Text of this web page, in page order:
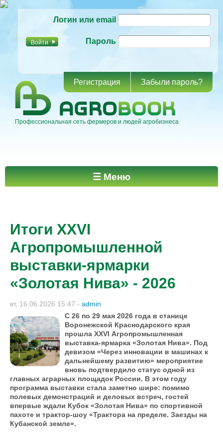
основному
Логин или email
Пароль
Регистрация Забыли пароль?
Профессиональная сеть фермеров и людей агробизнеса
Главное меню ☰ Меню
Итоги XXVI
Агропромышленной
выставки-ярмарки
«Золотая Нива» - 2026
вт, 16.06.2026 15:47 - admin
С 26 по 29 мая 2026 года в станице
Воронежской Краснодарского края
прошла XXVI Агропромышленная
выставка-ярмарка «Золотая Нива». Под
девизом «Через инновации в машинах к
дальнейшему развитию» мероприятие
вновь подтвердило статус одной из
главных аграрных площадок России. В этом году
программа выставки стала заметно шире: помимо
полевых демонстраций и деловых встреч, гостей
впервые ждали Кубок «Золотая Нива» по спортивной
пахоте и трактор-шоу «Трактора на пределе. Заезды на
Кубанской земле».